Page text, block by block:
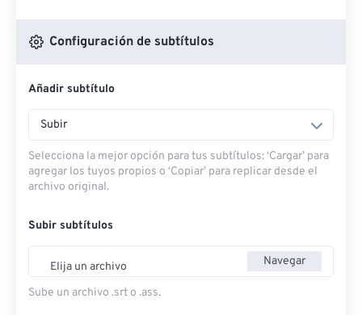
Configuración de subtítulos
Añadir subtítulo
Subir
Selecciona la mejor opción para tus subtítulos: ‘Cargar’ para
agregar los tuyos propios o ‘Copiar’ para replicar desde el
archivo original.
Subir subtítulos
Elija un archivo Navegar
Sube un archivo .srt o .ass.